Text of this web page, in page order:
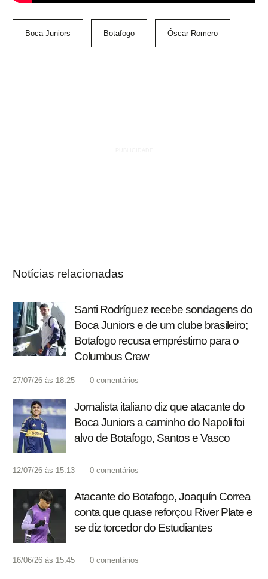
Boca Juniors Botafogo Óscar Romero
Notícias relacionadas
Santi Rodríguez recebe sondagens do
Boca Juniors e de um clube brasileiro;
Botafogo recusa empréstimo para o
Columbus Crew
27/07/26 às 18:25 0 comentários
Jornalista italiano diz que atacante do
Boca Juniors a caminho do Napoli foi
alvo de Botafogo, Santos e Vasco
12/07/26 às 15:13 0 comentários
Atacante do Botafogo, Joaquín Correa
conta que quase reforçou River Plate e
se diz torcedor do Estudiantes
16/06/26 às 15:45 0 comentários